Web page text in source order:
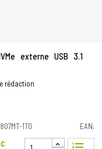
externe USB 3.1
rédaction
1TO
EAN: